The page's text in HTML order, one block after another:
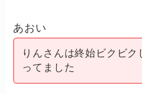
あおい
りんさんは終始ビクビク
ってました